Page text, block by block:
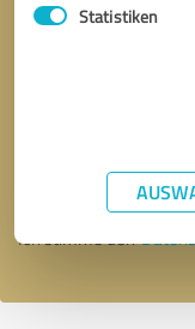
Statistiken
Ich stimme den